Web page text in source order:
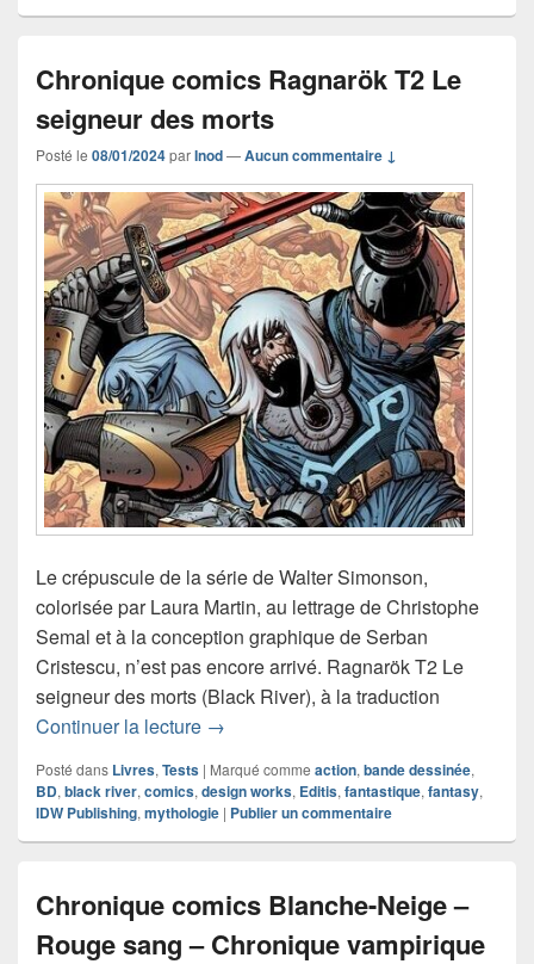
Chronique comics Ragnarök T2 Le
seigneur des morts
Posté le 08/01/2024parInod—Aucun commentaire ↓
Le crépuscule de la série de Walter Simonson,
colorisée par Laura Martin, au lettrage de Christophe
Semal et à la conception graphique de Serban
Cristescu, n’est pas encore arrivé. Ragnarök T2 Le
seigneur des morts (Black River), à la traduction
Continuer la lecture Chronique comics Ragnarök T2 Le
→
Posté dans Livres, Tests | Marqué comme action, bande dessinée,
BD, black river, comics, design works, Editis, fantastique, fantasy,
IDW Publishing, mythologie | Publier un commentaire
Chronique comics Blanche-Neige –
Rouge sang – Chronique vampirique